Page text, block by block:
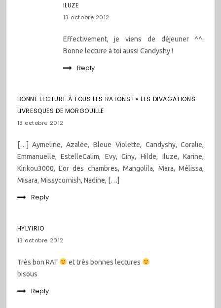
ILUZE
13 octobre 2012
Effectivement, je viens de déjeuner ^^.
Bonne lecture à toi aussi Candyshy !
Reply
BONNE LECTURE À TOUS LES RATONS ! « LES DIVAGATIONS
LIVRESQUES DE MORGOUILLE
13 octobre 2012
[…] Aymeline, Azalée, Bleue Violette, Candyshy, Coralie,
Emmanuelle, EstelleCalim, Evy, Giny, Hilde, Iluze, Karine,
Kirikou3000, L’or des chambres, Mangolila, Mara, Mélissa,
Misara, Missycornish, Nadine, […]
Reply
HYLYIRIO
13 octobre 2012
Très bon RAT
et très bonnes lectures
bisous
Reply